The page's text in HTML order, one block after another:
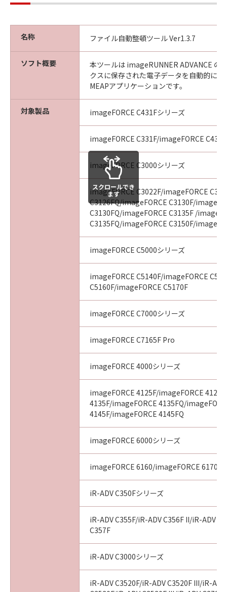
名称 ファイル自動整頓ツール Ver1.3.7
ソフト概要
本ツールは imageRUNNER ADVANCE の
クスに保存された電子データを自動的に
MEAPアプリケーションです。
対象製品 imageFORCE C431Fシリーズ
imageFORCE C331F/imageFORCE C431F
imageFORCE C3000シリーズ
imageFORCE C3022F/imageFORCE
C3126FQ/imageFORCE C3130F/
C3130FQ/imageFORCE C3135F /
C3135FQ/imageFORCE C3150F/
imageFORCE C5000シリーズ
imageFORCE C5140F/imageFORCE
C5160F/imageFORCE C5170F
imageFORCE C7000シリーズ
imageFORCE C7165F Pro
imageFORCE 4000シリーズ
imageFORCE 4125F/imageFORCE
4135F/imageFORCE 4135FQ/
4145F/imageFORCE 4145FQ
imageFORCE 6000シリーズ
imageFORCE 6160/imageFORCE 6170
iR-ADV C350Fシリーズ
iR-ADV C355F/iR-ADV C356F II/iR-ADV
C357F
iR-ADV C3000シリーズ
iR-ADV C3520F/iR-ADV C3520F III/iR-
スクロールでき
ます